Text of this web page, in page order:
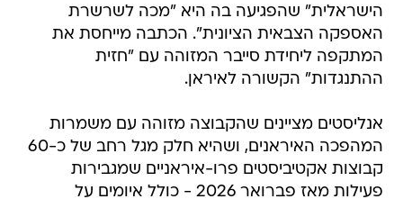
הישראלית" שהפגיעה בה היא "מכה לשרשרת
האספקה הצבאית הציונית". הכתבה מייחסת את
המתקפה ליחידת סייבר המזוהה עם "חזית
ההתנגדות" הקשורה לאיראן.
אנליסטים מציינים שהקבוצה מזוהה עם משמרות
המהפכה האיראנים, ושהיא חלק מגל רחב של כ-60
קבוצות אקטיביסטים פרו-איראניים שמגבירות
פעילות מאז פברואר 2026 - כולל איומים על